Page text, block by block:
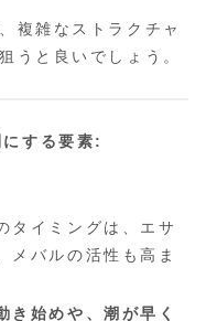
複雑なストラクチャ
うと良いでしょう。
する要素:
タイミングは、エサ
メバルの活性も高ま
き始めや、潮が早く